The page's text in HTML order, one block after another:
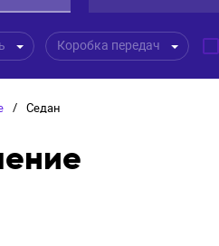
Коробка передач
/ Седан